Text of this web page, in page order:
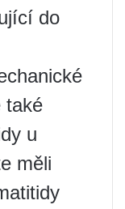
do
také
u
měli